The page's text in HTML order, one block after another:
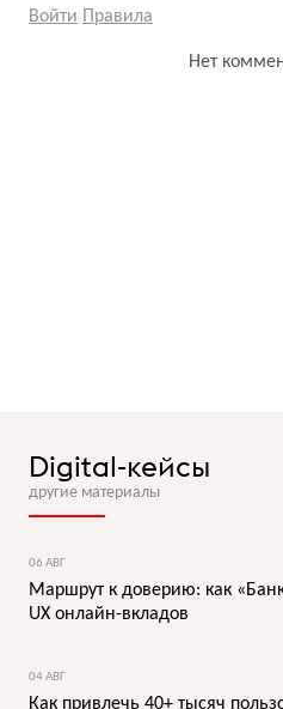
Войти Правила
Нет
Digital-кейсы
другие материалы
06 АВГ
Маршрут к доверию: как
UX онлайн-вкладов
04 АВГ
Как привлечь 40+ тысяч